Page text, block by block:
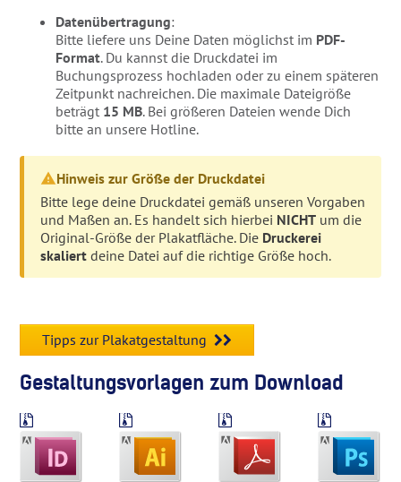
Datenübertragung:
Bitte liefere uns Deine Daten möglichst im PDF-
Format. Du kannst die Druckdatei im
Buchungsprozess hochladen oder zu einem späteren
Zeitpunkt nachreichen. Die maximale Dateigröße
beträgt 15 MB. Bei größeren Dateien wende Dich
bitte an unsere Hotline.
Hinweis zur Größe der Druckdatei
Bitte lege deine Druckdatei gemäß unseren Vorgaben
und Maßen an. Es handelt sich hierbei NICHTum die
Original-Größe der Plakatfläche. Die Druckerei
skaliertdeine Datei auf die richtige Größe hoch.
Tipps zur Plakatgestaltung
Gestaltungsvorlagen zum Download